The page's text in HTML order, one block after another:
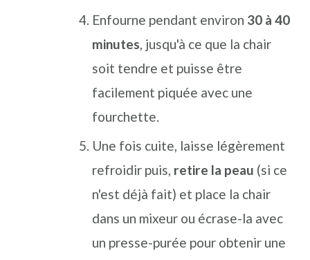
Enfourne pendant environ 30 à 40
minutes, jusqu'à ce que la chair
soit tendre et puisse être
facilement piquée avec une
fourchette.
Une fois cuite, laisse légèrement
refroidir puis, retire la peau (si ce
n'est déjà fait) et place la chair
dans un mixeur ou écrase-la avec
un presse-purée pour obtenir une